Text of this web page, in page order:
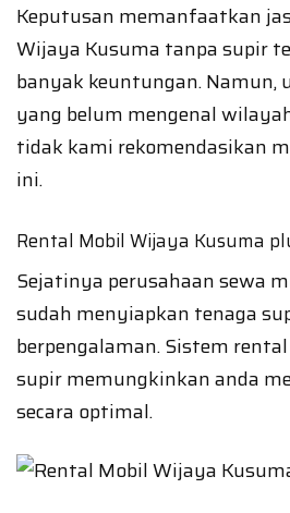
Keputusan memanfaatkan
Wijaya Kusuma tanpa supir
banyak keuntungan. Namun,
yang belum mengenal
tidak kami rekomendasikan
ini.
Rental Mobil Wijaya Kusuma
Sejatinya perusahaan sewa
sudah menyiapkan tenaga
berpengalaman. Sistem
supir memungkinkan anda
secara optimal.